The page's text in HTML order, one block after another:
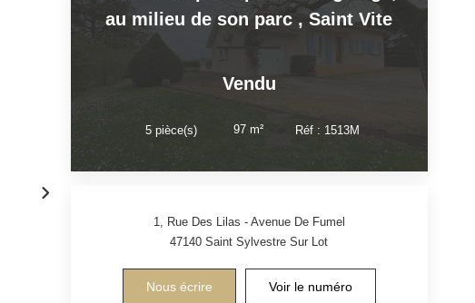
au milieu de son parc ,Saint Vite
Vendu
5pièce(s) 97m² Réf : 1513M
1, Rue Des Lilas - Avenue De Fumel
47140Saint Sylvestre Sur Lot
Nous écrire Voir le numéro